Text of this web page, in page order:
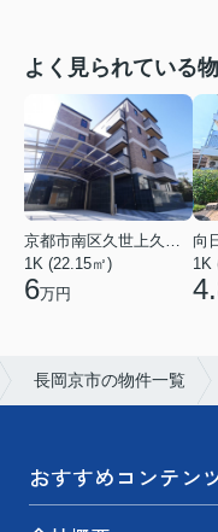
よく見られている
1K (22.15㎡)
6万円
向
1K
長岡京市の物件一覧
おすすめコンテン